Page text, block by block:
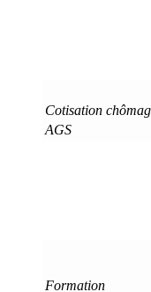
Cotisation
AGS
Formation